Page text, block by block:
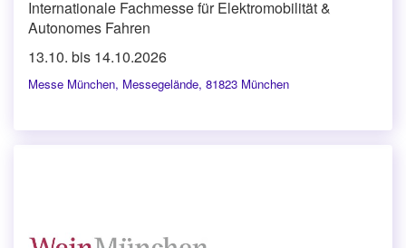
Internationale Fachmesse für Elektromobilität &
Autonomes Fahren
13.10. bis 14.10.2026
Messe München, Messegelände, 81823 München